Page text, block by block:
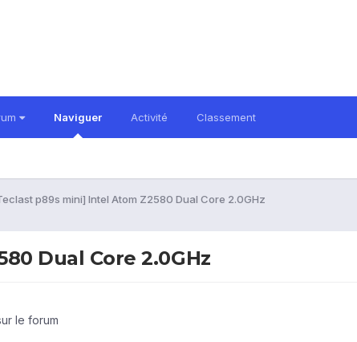
Naviguer Activité Classement
p89s mini] Intel Atom Z2580 Dual Core 2.0GHz
Dual Core 2.0GHz
le forum